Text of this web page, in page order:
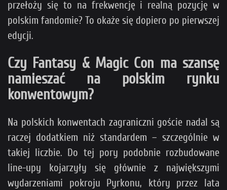
przełoży się to na frekwencję i realną pozycję w
polskim fandomie? To okaże się dopiero po pierwszej
edycji.
Czy Fantasy & Magic Con ma szansę
namieszać na polskim rynku
konwentowym?
Na polskich konwentach zagraniczni goście nadal są
raczej dodatkiem niż standardem – szczególnie w
takiej liczbie. Do tej pory podobnie rozbudowane
line-upy kojarzyły się głównie z największymi
wydarzeniami pokroju Pyrkonu, który przez lata